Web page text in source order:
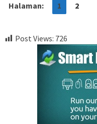
Halaman: 1 2
Post Views: 726